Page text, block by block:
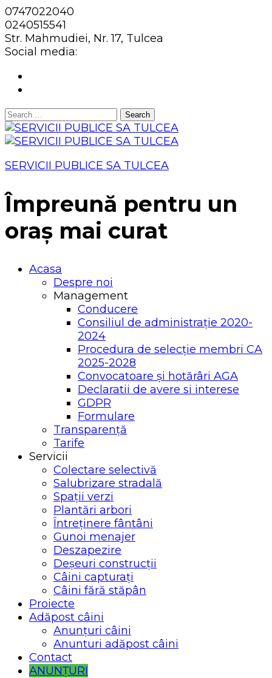
0747022040
0240515541
Str. Mahmudiei, Nr. 17, Tulcea
Social media:
Search
for:
SERVICII PUBLICE SA TULCEA
Împreună pentru un
oraș mai curat
Acasa
Despre noi
Management
Conducere
Consiliul de administrație 2020-
2024
Procedura de selecție membri CA
2025-2028
Convocatoare și hotărâri AGA
Declaratii de avere si interese
GDPR
Formulare
Transparență
Tarife
Servicii
Colectare selectivă
Salubrizare stradală
Spații verzi
Plantări arbori
Întreținere fântâni
Gunoi menajer
Deszapezire
Deșeuri construcții
Câini capturați
Câini fără stăpân
Proiecte
Adăpost câini
Anunțuri câini
Anunturi adăpost câini
Contact
ANUNȚURI